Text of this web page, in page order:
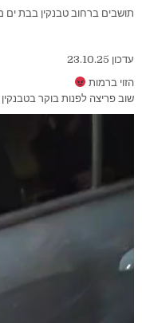
תושבים ברחוב טבנקין בבת ים
עדכון 23.10.25
הזוי ברמות
שוב פריצה לפנות בוקר